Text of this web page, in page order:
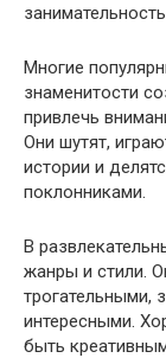
Многие
знаменитости
привлечь
Они шутят,
истории и
поклонниками.
В
жанры и стили.
трогательными,
интересными.
быть